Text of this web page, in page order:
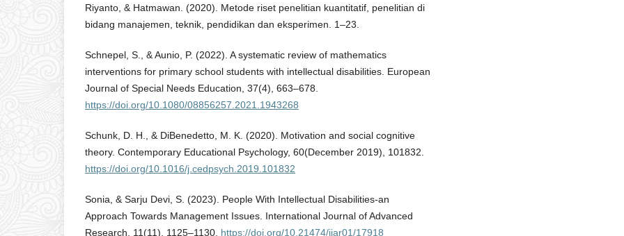
Riyanto, & Hatmawan. (2020). Metode riset penelitian kuantitatif, penelitian di
bidang manajemen, teknik, pendidikan dan eksperimen. 1–23.
Schnepel, S., & Aunio, P. (2022). A systematic review of mathematics
interventions for primary school students with intellectual disabilities. European
Journal of Special Needs Education, 37(4), 663–678.
https://doi.org/10.1080/08856257.2021.1943268
Schunk, D. H., & DiBenedetto, M. K. (2020). Motivation and social cognitive
theory. Contemporary Educational Psychology, 60(December 2019), 101832.
https://doi.org/10.1016/j.cedpsych.2019.101832
Sonia, & Sarju Devi, S. (2023). People With Intellectual Disabilities-an
Approach Towards Management Issues. International Journal of Advanced
Research, 11(11), 1125–1130. https://doi.org/10.21474/ijar01/17918